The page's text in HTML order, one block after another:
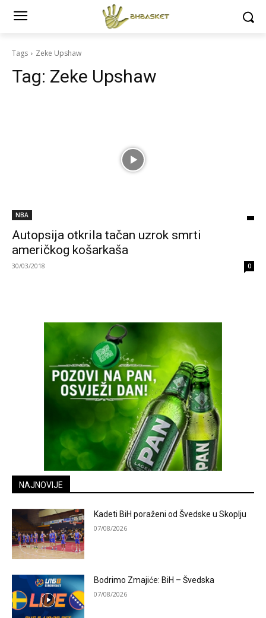
Tags Zeke Upshaw
Tag: Zeke Upshaw
NBA
Autopsija otkrila tačan uzrok smrti
američkog košarkaša
30/03/2018 0
NAJNOVIJE
Kadeti BiH poraženi od Švedske u Skoplju
07/08/2026
Bodrimo Zmajiće: BiH – Švedska
07/08/2026